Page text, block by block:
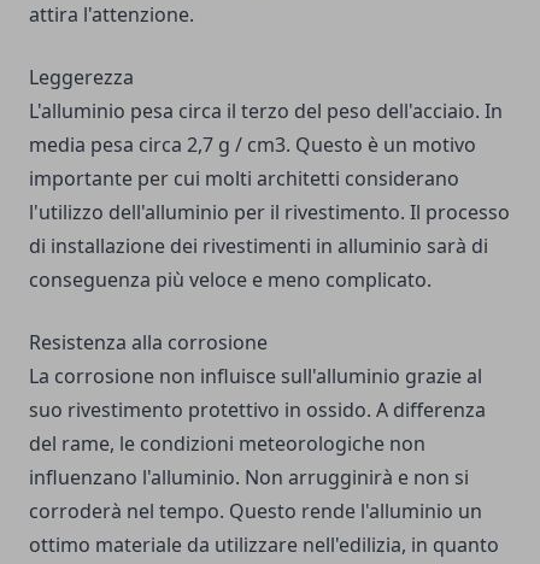
attira l'attenzione.
Leggerezza
L'alluminio pesa circa il terzo del peso dell'acciaio. In
media pesa circa 2,7 g / cm3. Questo è un motivo
importante per cui molti architetti considerano
l'utilizzo dell'alluminio per il rivestimento. Il processo
di installazione dei rivestimenti in alluminio sarà di
conseguenza più veloce e meno complicato.
Resistenza alla corrosione
La corrosione non influisce sull'alluminio grazie al
suo rivestimento protettivo in ossido. A differenza
del rame, le condizioni meteorologiche non
influenzano l'alluminio. Non arrugginirà e non si
corroderà nel tempo. Questo rende l'alluminio un
ottimo materiale da utilizzare nell'edilizia, in quanto